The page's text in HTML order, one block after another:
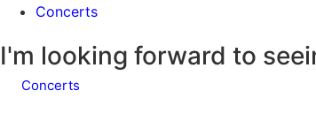
Concerts
I'm looking forward to
Concerts